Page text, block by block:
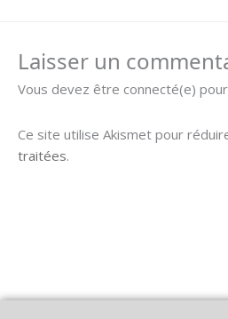
Laisser un
Vous devez être connecté(e)
Ce site utilise Akismet pour
traitées.